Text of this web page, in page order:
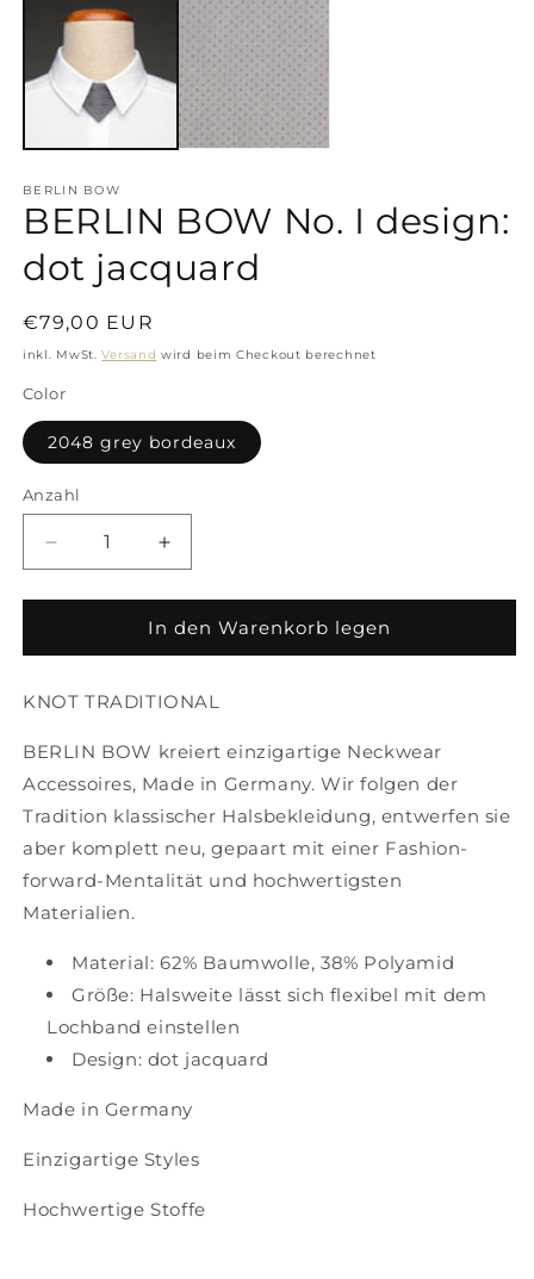
öffnen
BERLIN BOW
BERLIN BOW No. I design:
dot jacquard
Normaler
Preis
€79,00 EUR
inkl. MwSt.Versand wird beim Checkout berechnet
Color
2048 grey bordeaux
Anzahl
Verringere
Menge
BERLIN
No.
design:
dot
jacquard
Erhöhe
Menge
für
BERLIN
No.
design:
dot
jacquard
In den Warenkorb legen
KNOT TRADITIONAL
BERLIN BOW kreiert einzigartige Neckwear
Accessoires, Made in Germany. Wir folgen der
Tradition klassischer Halsbekleidung, entwerfen sie
aber komplett neu, gepaart mit einer Fashion-
forward-Mentalität und hochwertigsten
Materialien.
Material: 62% Baumwolle, 38% Polyamid
Größe: Halsweite lässt sich flexibel mit dem
Lochband einstellen
Design: dot jacquard
Made in Germany
Einzigartige Styles
Hochwertige Stoffe